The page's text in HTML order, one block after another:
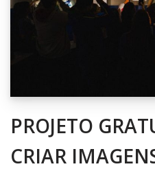
PROJETO
CRIAR